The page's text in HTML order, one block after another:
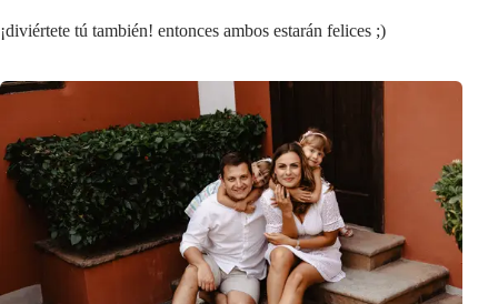
¡diviértete tú también! entonces ambos estarán felices ;)